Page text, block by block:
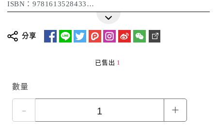
ISBN：9781613528433
出版日期：2017年06月
分享
已售出 1
數量
- +